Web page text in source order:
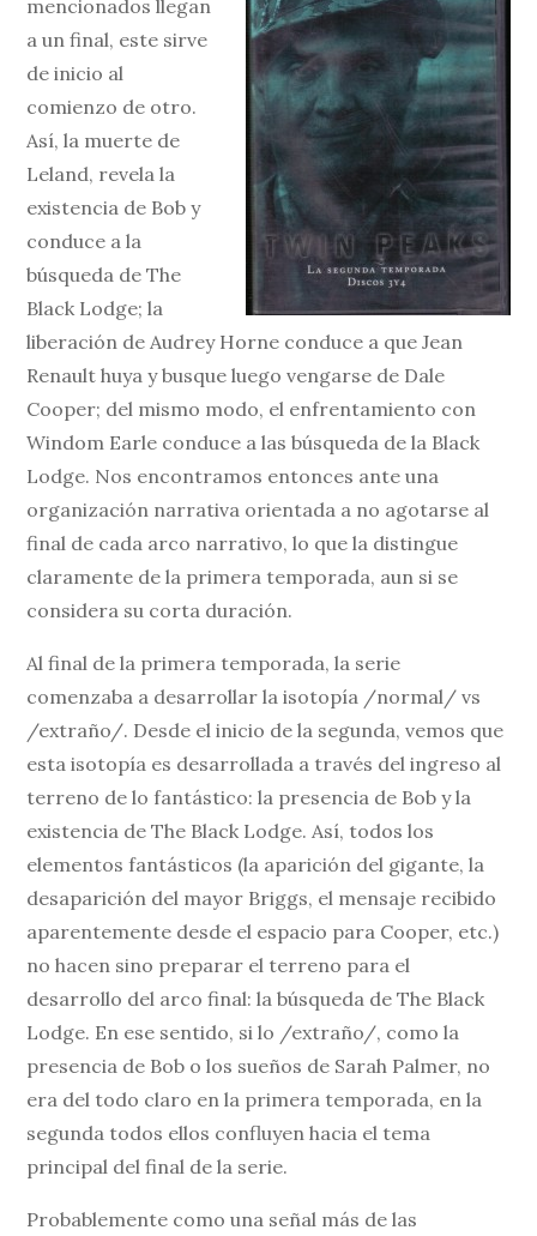
mencionados llegan
a un final, este sirve
de inicio al
comienzo de otro.
Así, la muerte de
Leland, revela la
existencia de Bob y
conduce a la
búsqueda de The
Black Lodge; la
liberación de Audrey Horne conduce a que Jean
Renault huya y busque luego vengarse de Dale
Cooper; del mismo modo, el enfrentamiento con
Windom Earle conduce a las búsqueda de la Black
Lodge. Nos encontramos entonces ante una
organización narrativa orientada a no agotarse al
final de cada arco narrativo, lo que la distingue
claramente de la primera temporada, aun si se
considera su corta duración.
Al final de la primera temporada, la serie
comenzaba a desarrollar la isotopía /normal/ vs
/extraño/. Desde el inicio de la segunda, vemos que
esta isotopía es desarrollada a través del ingreso al
terreno de lo fantástico: la presencia de Bob y la
existencia de The Black Lodge. Así, todos los
elementos fantásticos (la aparición del gigante, la
desaparición del mayor Briggs, el mensaje recibido
aparentemente desde el espacio para Cooper, etc.)
no hacen sino preparar el terreno para el
desarrollo del arco final: la búsqueda de The Black
Lodge. En ese sentido, si lo /extraño/, como la
presencia de Bob o los sueños de Sarah Palmer, no
era del todo claro en la primera temporada, en la
segunda todos ellos confluyen hacia el tema
principal del final de la serie.
Probablemente como una señal más de las